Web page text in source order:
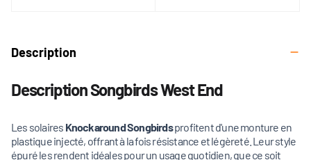
Description
Description Songbirds West End
Les solaires Knockaround Songbirdsprofitent d'une monture en
plastique injecté, offrant à la fois résistance et légèreté. Leur style
épuré les rendent idéales pour un usage quotidien, que ce soit